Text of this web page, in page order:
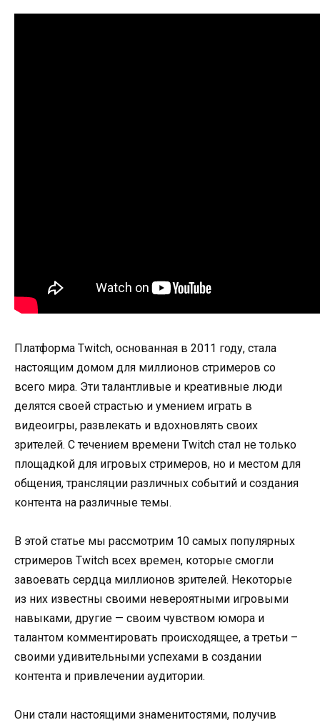
Платформа Twitch, основанная в 2011 году, стала
настоящим домом для миллионов стримеров со
всего мира. Эти талантливые и креативные люди
делятся своей страстью и умением играть в
видеоигры, развлекать и вдохновлять своих
зрителей. С течением времени Twitch стал не только
площадкой для игровых стримеров, но и местом для
общения, трансляции различных событий и создания
контента на различные темы.
В этой статье мы рассмотрим 10 самых популярных
стримеров Twitch всех времен, которые смогли
завоевать сердца миллионов зрителей. Некоторые
из них известны своими невероятными игровыми
навыками, другие — своим чувством юмора и
талантом комментировать происходящее, а третьи –
своими удивительными успехами в создании
контента и привлечении аудитории.
Они стали настоящими знаменитостями, получив